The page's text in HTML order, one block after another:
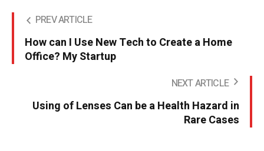
PREV ARTICLE
How can I Use New Tech to Create a Home
Office? My Startup
NEXT ARTICLE
Using of Lenses Can be a Health Hazard in
Rare Cases